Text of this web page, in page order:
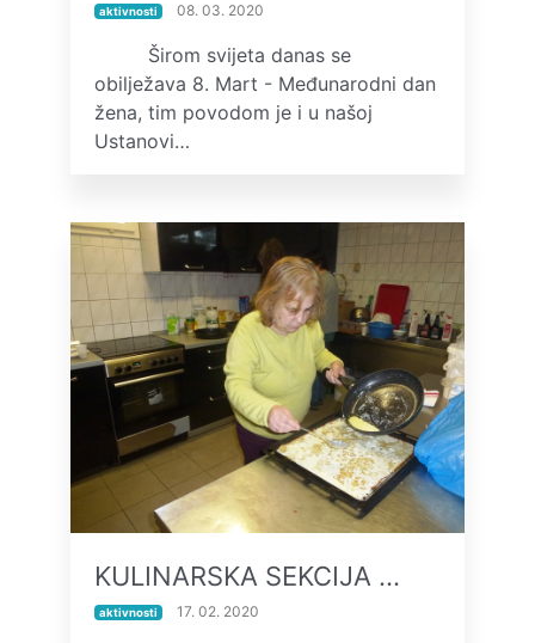
aktivnosti 08. 03. 2020
Širom svijeta danas se
obilježava 8. Mart - Međunarodni dan
žena, tim povodom je i u našoj
Ustanovi…
KULINARSKA SEKCIJA …
aktivnosti 17. 02. 2020